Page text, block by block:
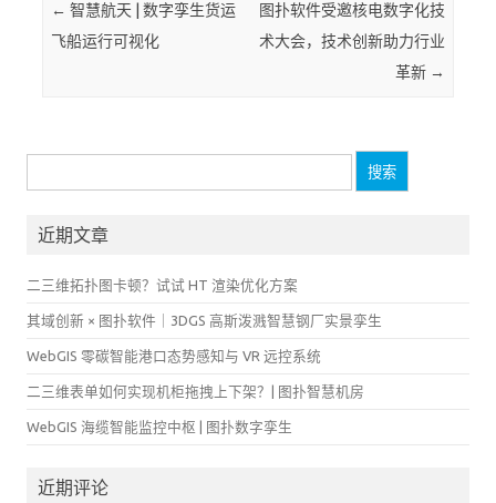
Post navigation
← 智慧航天 | 数字孪生货运
飞船运行可视化
图扑软件受邀核电数字化技
术大会，技术创新助力行业
革新 →
索：
近期文章
二三维拓扑图卡顿？试试 HT 渲染优化方案
其域创新 × 图扑软件｜3DGS 高斯泼溅智慧钢厂实景孪生
WebGIS 零碳智能港口态势感知与 VR 远控系统
二三维表单如何实现机柜拖拽上下架？| 图扑智慧机房
WebGIS 海缆智能监控中枢 | 图扑数字孪生
近期评论